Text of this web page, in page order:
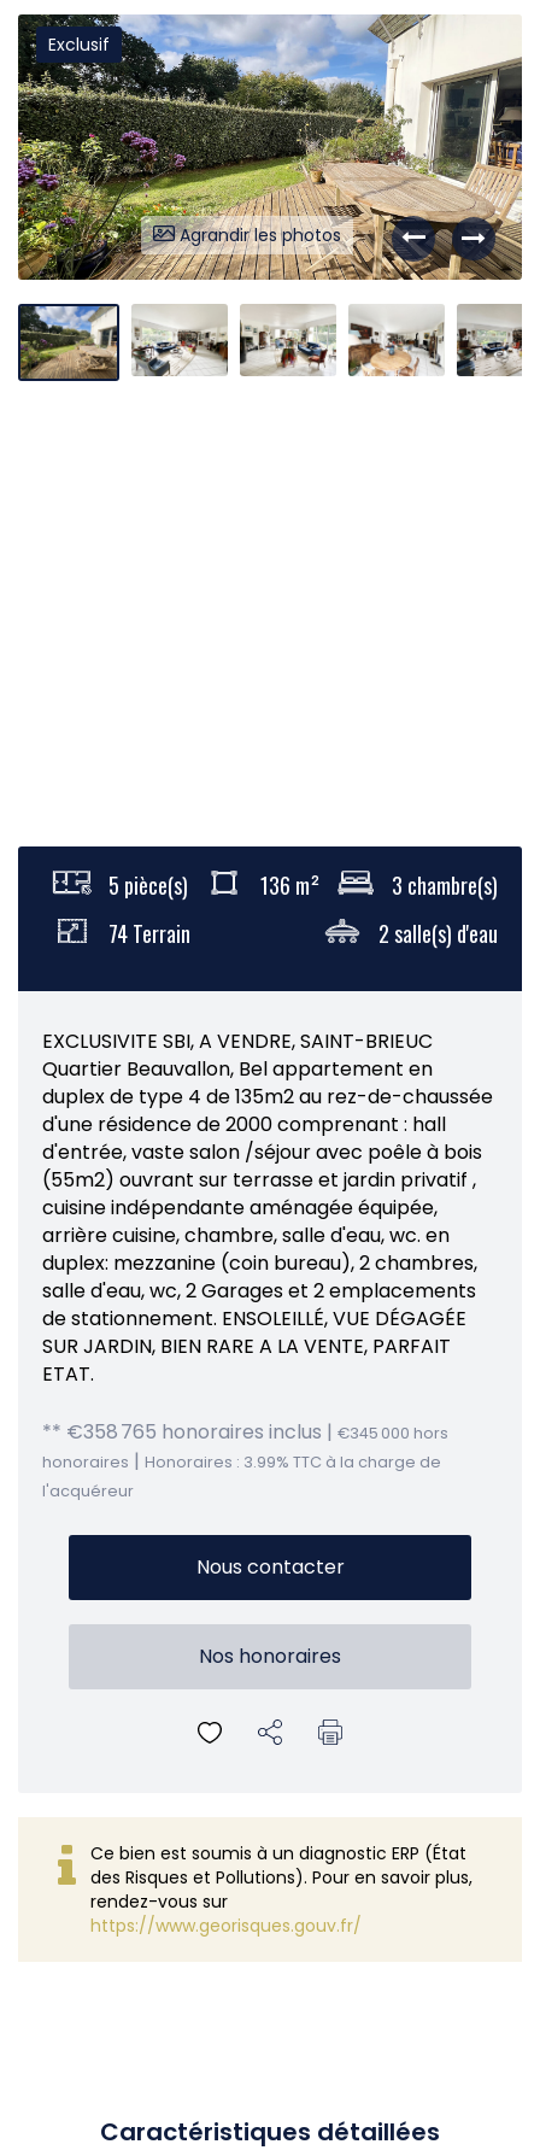
Liens utiles Partenaires Nos avis Nos outils
Agrandir les photos
Exclusif
5 pièce(s) 136 m²
3 chambre(s)
74 Terrain
2 salle(s) d'eau
EXCLUSIVITE SBI, A VENDRE, SAINT-BRIEUC
Quartier Beauvallon, Bel appartement en
duplex de type 4 de 135m2 au rez-de-chaussée
d'une résidence de 2000 comprenant : hall
d'entrée, vaste salon /séjour avec poêle à bois
(55m2) ouvrant sur terrasse et jardin privatif ,
cuisine indépendante aménagée équipée,
arrière cuisine, chambre, salle d'eau, wc. en
duplex: mezzanine (coin bureau), 2 chambres,
salle d'eau, wc, 2 Garages et 2 emplacements
de stationnement. ENSOLEILLÉ, VUE DÉGAGÉE
SUR JARDIN, BIEN RARE A LA VENTE, PARFAIT
ETAT.
** €358 765 honoraires inclus | €345 000 hors
honoraires | Honoraires : 3.99% TTC à la charge de
l'acquéreur
Nous contacter
Nos honoraires
Ce bien est soumis à un diagnostic ERP (État
des Risques et Pollutions). Pour en savoir plus,
rendez-vous sur
https://www.georisques.gouv.fr/
Caractéristiques détaillées